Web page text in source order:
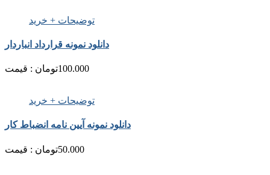
توضیحات + خرید
دانلود نمونه قرارداد انباردار
قیمت : 100.000تومان
توضیحات + خرید
دانلود نمونه آیین نامه انضباط کار
قیمت : 50.000تومان